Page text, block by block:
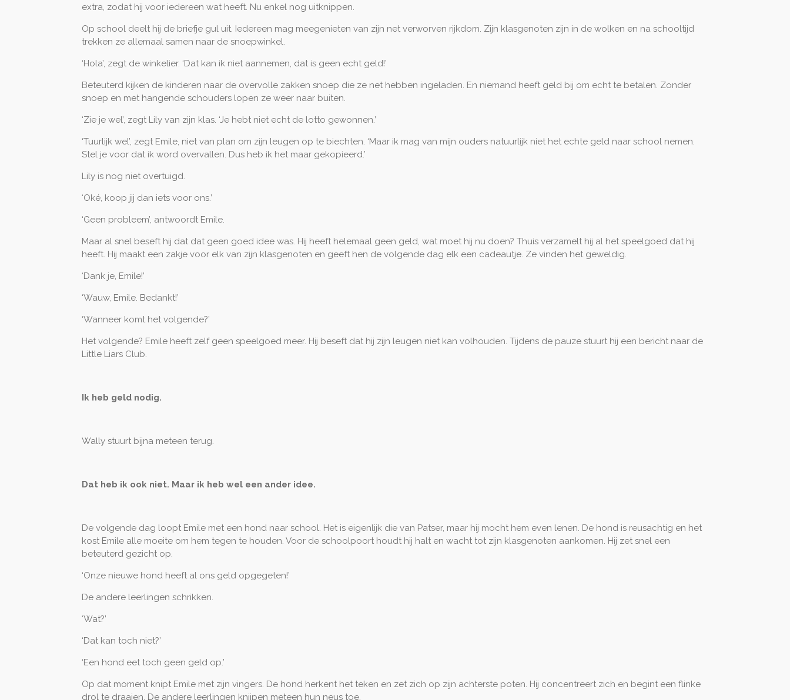
extra, zodat hij voor iedereen wat heeft. Nu enkel nog uitknippen.
Op school deelt hij de briefje gul uit. Iedereen mag meegenieten van zijn net verworven rijkdom. Zijn klasgenoten zijn in de wolken en na schooltijd
trekken ze allemaal samen naar de snoepwinkel.
‘Hola’, zegt de winkelier. ‘Dat kan ik niet aannemen, dat is geen echt geld!’
Beteuterd kijken de kinderen naar de overvolle zakken snoep die ze net hebben ingeladen. En niemand heeft geld bij om echt te betalen. Zonder
snoep en met hangende schouders lopen ze weer naar buiten.
‘Zie je wel’, zegt Lily van zijn klas. ‘Je hebt niet echt de lotto gewonnen.’
‘Tuurlijk wel’, zegt Emile, niet van plan om zijn leugen op te biechten. ‘Maar ik mag van mijn ouders natuurlijk niet het echte geld naar school nemen.
Stel je voor dat ik word overvallen. Dus heb ik het maar gekopieerd.’
Lily is nog niet overtuigd.
‘Oké, koop jij dan iets voor ons.’
‘Geen probleem’, antwoordt Emile.
Maar al snel beseft hij dat dat geen goed idee was. Hij heeft helemaal geen geld, wat moet hij nu doen? Thuis verzamelt hij al het speelgoed dat hij
heeft. Hij maakt een zakje voor elk van zijn klasgenoten en geeft hen de volgende dag elk een cadeautje. Ze vinden het geweldig.
‘Dank je, Emile!’
‘Wauw, Emile. Bedankt!’
‘Wanneer komt het volgende?’
Het volgende? Emile heeft zelf geen speelgoed meer. Hij beseft dat hij zijn leugen niet kan volhouden. Tijdens de pauze stuurt hij een bericht naar de
Little Liars Club.
Ik heb geld nodig.
Wally stuurt bijna meteen terug.
Dat heb ik ook niet. Maar ik heb wel een ander idee.
De volgende dag loopt Emile met een hond naar school. Het is eigenlijk die van Patser, maar hij mocht hem even lenen. De hond is reusachtig en het
kost Emile alle moeite om hem tegen te houden. Voor de schoolpoort houdt hij halt en wacht tot zijn klasgenoten aankomen. Hij zet snel een
beteuterd gezicht op.
‘Onze nieuwe hond heeft al ons geld opgegeten!’
De andere leerlingen schrikken.
‘Wat?’
‘Dat kan toch niet?’
‘Een hond eet toch geen geld op.’
Op dat moment knipt Emile met zijn vingers. De hond herkent het teken en zet zich op zijn achterste poten. Hij concentreert zich en begint een flinke
drol te draaien. De andere leerlingen knijpen meteen hun neus toe.